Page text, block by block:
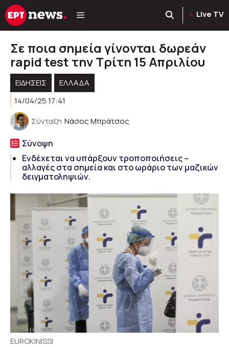
Μετάβαση
σε
Live TV
Σε ποια σημεία γίνονται δωρεάν
rapid test την Τρίτη 15 Απριλίου
ΕΙΔΗΣΕΙΣ
ΕΛΛΑΔΑ
14/04/25 17:41
Σύνταξη Νάσος Μπράτσος
Σύνοψη
Ενδέχεται να υπάρξουν τροποποιήσεις –
αλλαγές στα σημεία και στο ωράριο των μαζικών
δειγματοληψιών.
EUROKINISSI